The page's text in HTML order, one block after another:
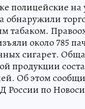
полицейские на
обнаружили
табаком.
около 785
сигарет.
продукции
Об этом
России по